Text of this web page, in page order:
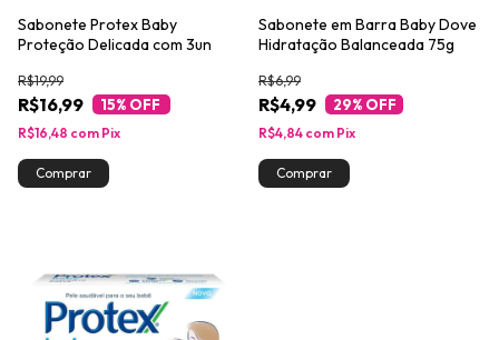
Sabonete Protex Baby
Proteção Delicada com 3un
R$16,99
R$19,99
15% OFF
R$16,48 com Pix
Sabonete em Barra Baby Dove
Hidratação Balanceada 75g
R$4,99
R$6,99
29% OFF
R$4,84 com Pix